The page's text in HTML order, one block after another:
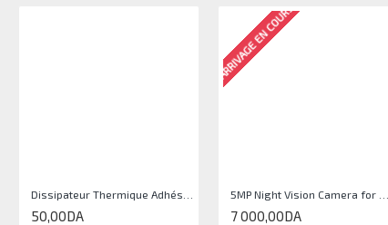
50,00DA
ARRIVAGE EN COURS
7 000,00DA